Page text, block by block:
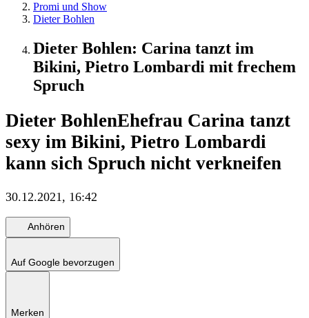
Promi und Show
Dieter Bohlen
Dieter Bohlen: Carina tanzt im
Bikini, Pietro Lombardi mit frechem
Spruch
Dieter BohlenEhefrau Carina tanzt
sexy im Bikini, Pietro Lombardi
kann sich Spruch nicht verkneifen
30.12.2021, 16:42
Anhören
Auf Google bevorzugen
Merken